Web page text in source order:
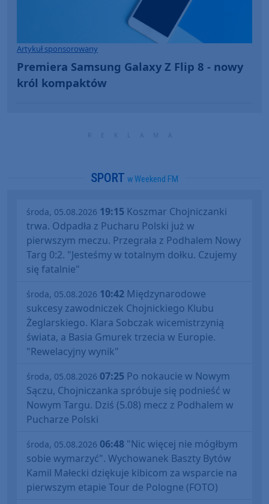
Artykuł sponsorowany
Premiera Samsung Galaxy Z Flip 8 - nowy
król kompaktów
SPORT w Weekend FM
środa, 05.08.2026 19:15 Koszmar Chojniczanki
trwa. Odpadła z Pucharu Polski już w
pierwszym meczu. Przegrała z Podhalem Nowy
Targ 0:2. "Jesteśmy w totalnym dołku. Czujemy
się fatalnie"
środa, 05.08.2026 10:42 Międzynarodowe
sukcesy zawodniczek Chojnickiego Klubu
Żeglarskiego. Klara Sobczak wicemistrzynią
świata, a Basia Gmurek trzecia w Europie.
"Rewelacyjny wynik"
środa, 05.08.2026 07:25 Po nokaucie w Nowym
Sączu, Chojniczanka spróbuje się podnieść w
Nowym Targu. Dziś (5.08) mecz z Podhalem w
Pucharze Polski
środa, 05.08.2026 06:48 "Nic więcej nie mógłbym
sobie wymarzyć". Wychowanek Baszty Bytów
Kamil Małecki dziękuje kibicom za wsparcie na
pierwszym etapie Tour de Pologne (FOTO)